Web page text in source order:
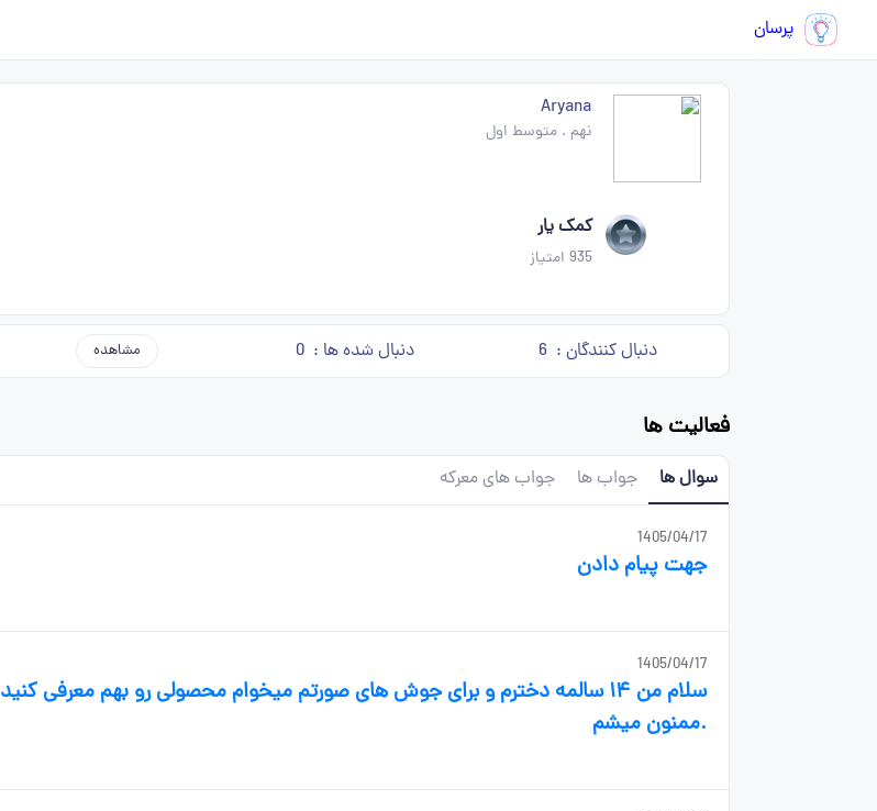
پرسان
Aryana
نهم .متوسط اول
کمک یار
935 امتیاز
دنبال کنندگان : 6 دنبال شده ها : 0 مشاهده
فعالیت ها
سوال ها جواب ها جواب های معرکه
1405/04/17
جهت پیام دادن
1405/04/17
سلام من ۱۴ سالمه دخترم و برای جوش های صورتم میخوام محصولی رو بهم معرفی کنید
.ممنون میشم